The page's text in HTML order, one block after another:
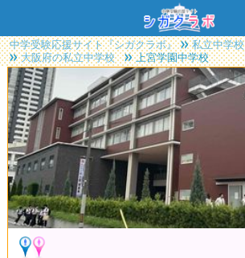
中学受験応援サイト『シガクラボ』
私立中学校
大阪府の私立中学校
上宮学園中学校